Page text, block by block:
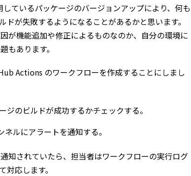
ているパッケージのバージョンアップにより、何も
が失敗するようになることがあるかと思います。
が機能追加や修正によるものなのか、自分の環境に
もあります。
Actions のワークフローを作成することにしまし
のビルドが成功するかチェックする。
ルにアラートを通知する。
知されていたら、担当者はワークフローの実行ログ
応します。